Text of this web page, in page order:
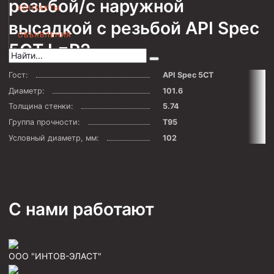
КОНТАКТЫ
ОБЪЯВЛЕНИЯ
Муфта НКВ 73
Муфта НКВ 60
Муфта НКТ 60
Муфта НКВ 89
Муфта НКТ 48
Обсадные трубы и муфты к ним
Муфты для обсадных труб
Муфта ОТТГ 245
резьбой/с наружной
высадкой с резьбой API Spec
5CT L=R2
Гост:
API Spec 5CT
Диаметр:
101.6
Толщина стенки:
5.74
Группа прочности:
Т95
Условный диаметр, мм:
102
С нами работают
ООО "ИНТОВ-ЭЛАСТ"